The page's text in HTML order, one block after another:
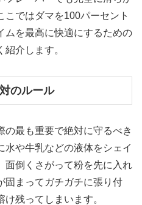
こではダマを100パーセント
ムを最高に快適にするための
介します。
のルール
の最も重要で絶対に守るべき
や牛乳などの液体をシェイ
面倒くさがって粉を先に入れ
固まってガチガチに張り付
残ってしまいます。